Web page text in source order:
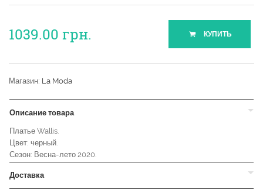
1039.00 грн. КУПИТЬ
Магазин: La Moda
Описание товара
Платье Wallis.
Цвет: черный.
Сезон: Весна-лето 2020.
Доставка